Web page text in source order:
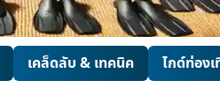
เคล็ดลับ & เทคนิค ไกด์ท่องเ